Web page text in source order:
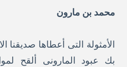
محمد بن مارون
الأمثولة التى أعطاها صديقنا
بك عبود المارونى ألقح